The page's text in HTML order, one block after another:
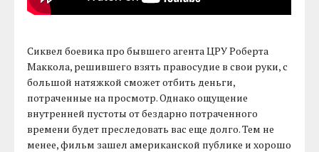
Сиквел боевика про бывшего агента ЦРУ Роберта
Маккола, решившего взять правосудие в свои руки, с
большой натяжкой сможет отбить деньги,
потраченные на просмотр. Однако ощущение
внутренней пустоты от бездарно потраченного
времени будет преследовать вас еще долго. Тем не
менее, фильм зашел американской публике и хорошо